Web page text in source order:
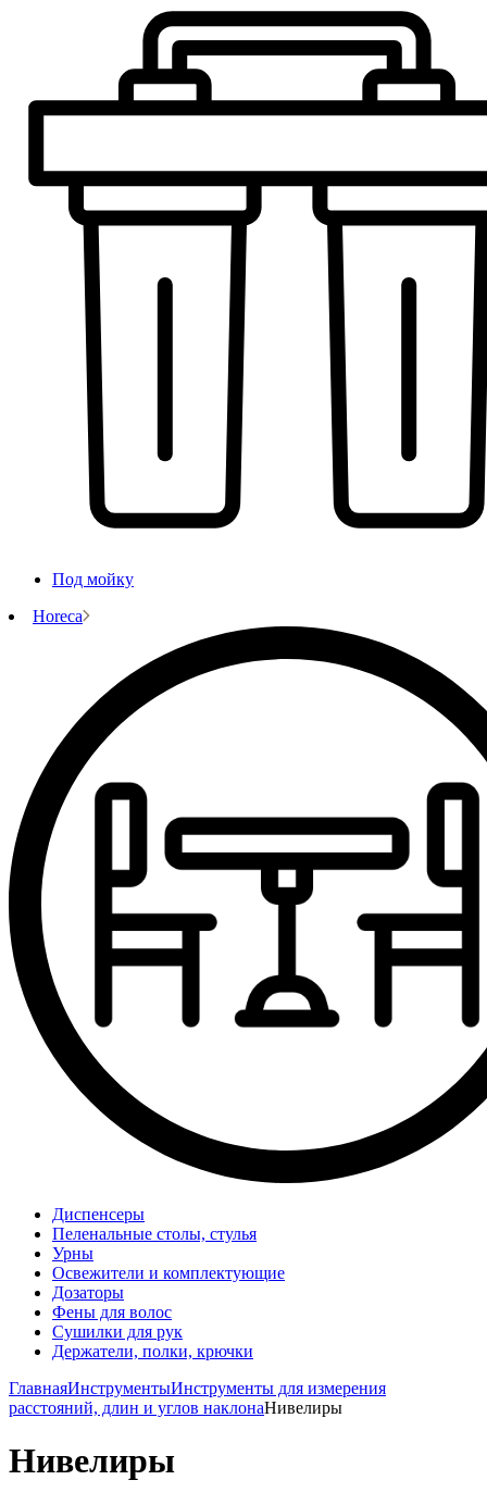
Под мойку
Horeca
Диспенсеры
Пеленальные столы, стулья
Урны
Освежители и комплектующие
Дозаторы
Фены для волос
Сушилки для рук
Держатели, полки, крючки
ГлавнаяИнструментыИнструменты для измерения
расстояний, длин и углов наклонаНивелиры
Нивелиры